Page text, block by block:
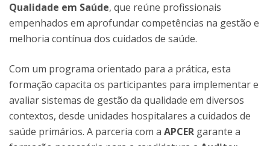
Qualidade em Saúde, que reúne profissionais
empenhados em aprofundar competências na gestão e
melhoria contínua dos cuidados de saúde.
Com um programa orientado para a prática, esta
formação capacita os participantes para implementar e
avaliar sistemas de gestão da qualidade em diversos
contextos, desde unidades hospitalares a cuidados de
saúde primários. A parceria com a APCER garante a